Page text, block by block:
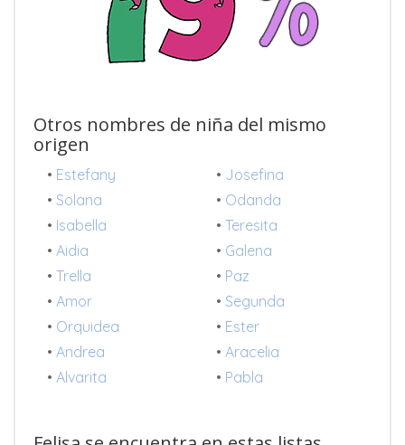
Otros nombres de niña del mismo
origen
• Estefany • Josefina
• Solana • Odanda
• Isabella • Teresita
• Aidia • Galena
• Trella • Paz
• Amor • Segunda
• Orquidea • Ester
• Andrea • Aracelia
• Alvarita • Pabla